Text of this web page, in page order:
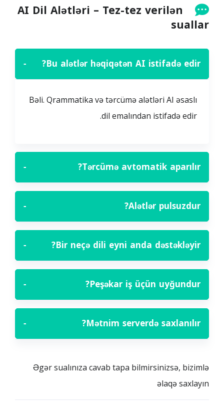
AI Dil Alətləri – Tez-tez verilən
suallar
Bu alətlər həqiqətən AI istifadə edir?
−
Bəli. Qrammatika və tərcümə alətləri AI əsaslı
dil emalından istifadə edir.
Tərcümə avtomatik aparılır?
−
Alətlər pulsuzdur?
−
Bir neçə dili eyni anda dəstəkləyir?
−
Peşəkar iş üçün uyğundur?
−
Mətnim serverdə saxlanılır?
−
Əgər sualınıza cavab tapa bilmirsinizsə, bizimlə
əlaqə saxlayın